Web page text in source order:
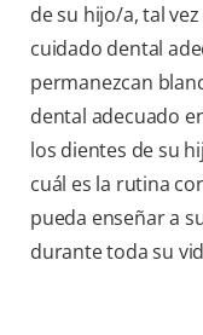
de su hijo/a, tal
cuidado dental
permanezcan
dental adecuado
los dientes de su
cuál es la rutina
pueda enseñar a
durante toda su